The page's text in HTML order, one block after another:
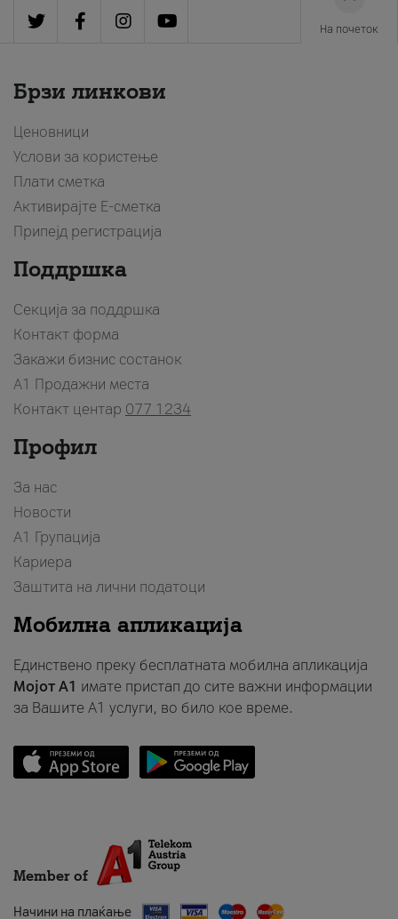
На почеток
Брзи линкови
Ценовници
Услови за користење
Плати сметка
Активирајте Е-сметка
Припејд регистрација
Поддршка
Секција за поддршка
Контакт форма
Закажи бизнис состанок
A1 Продажни места
Контакт центар 077 1234
Профил
За нас
Новости
А1 Групација
Кариера
Заштита на лични податоци
Мобилна апликација
Единствено преку бесплатната мобилна апликација
Мојот A1 имате пристап до сите важни информации
за Вашите A1 услуги, во било кое време.
Member of
Начини на плаќање